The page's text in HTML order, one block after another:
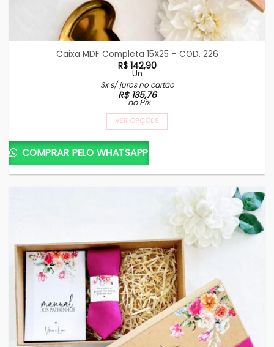
Caixa MDF Completa 15X25 – COD. 226
R$142,90
Un
3x s/ juros no cartão
R$135,76
no Pix
VER OPÇÕES
COMPRAR PELO WHATSAPP